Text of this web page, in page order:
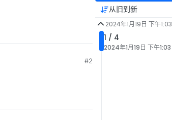
#2
从旧到新
2024年1月19日 下午1:03
1 / 4
2024年1月19日 下午1:03